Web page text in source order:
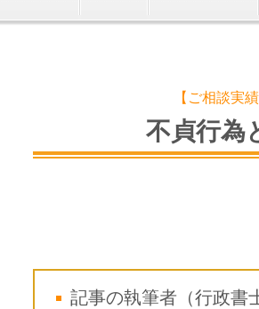
【ご相談実
不貞行為
記事の執筆者（行政書